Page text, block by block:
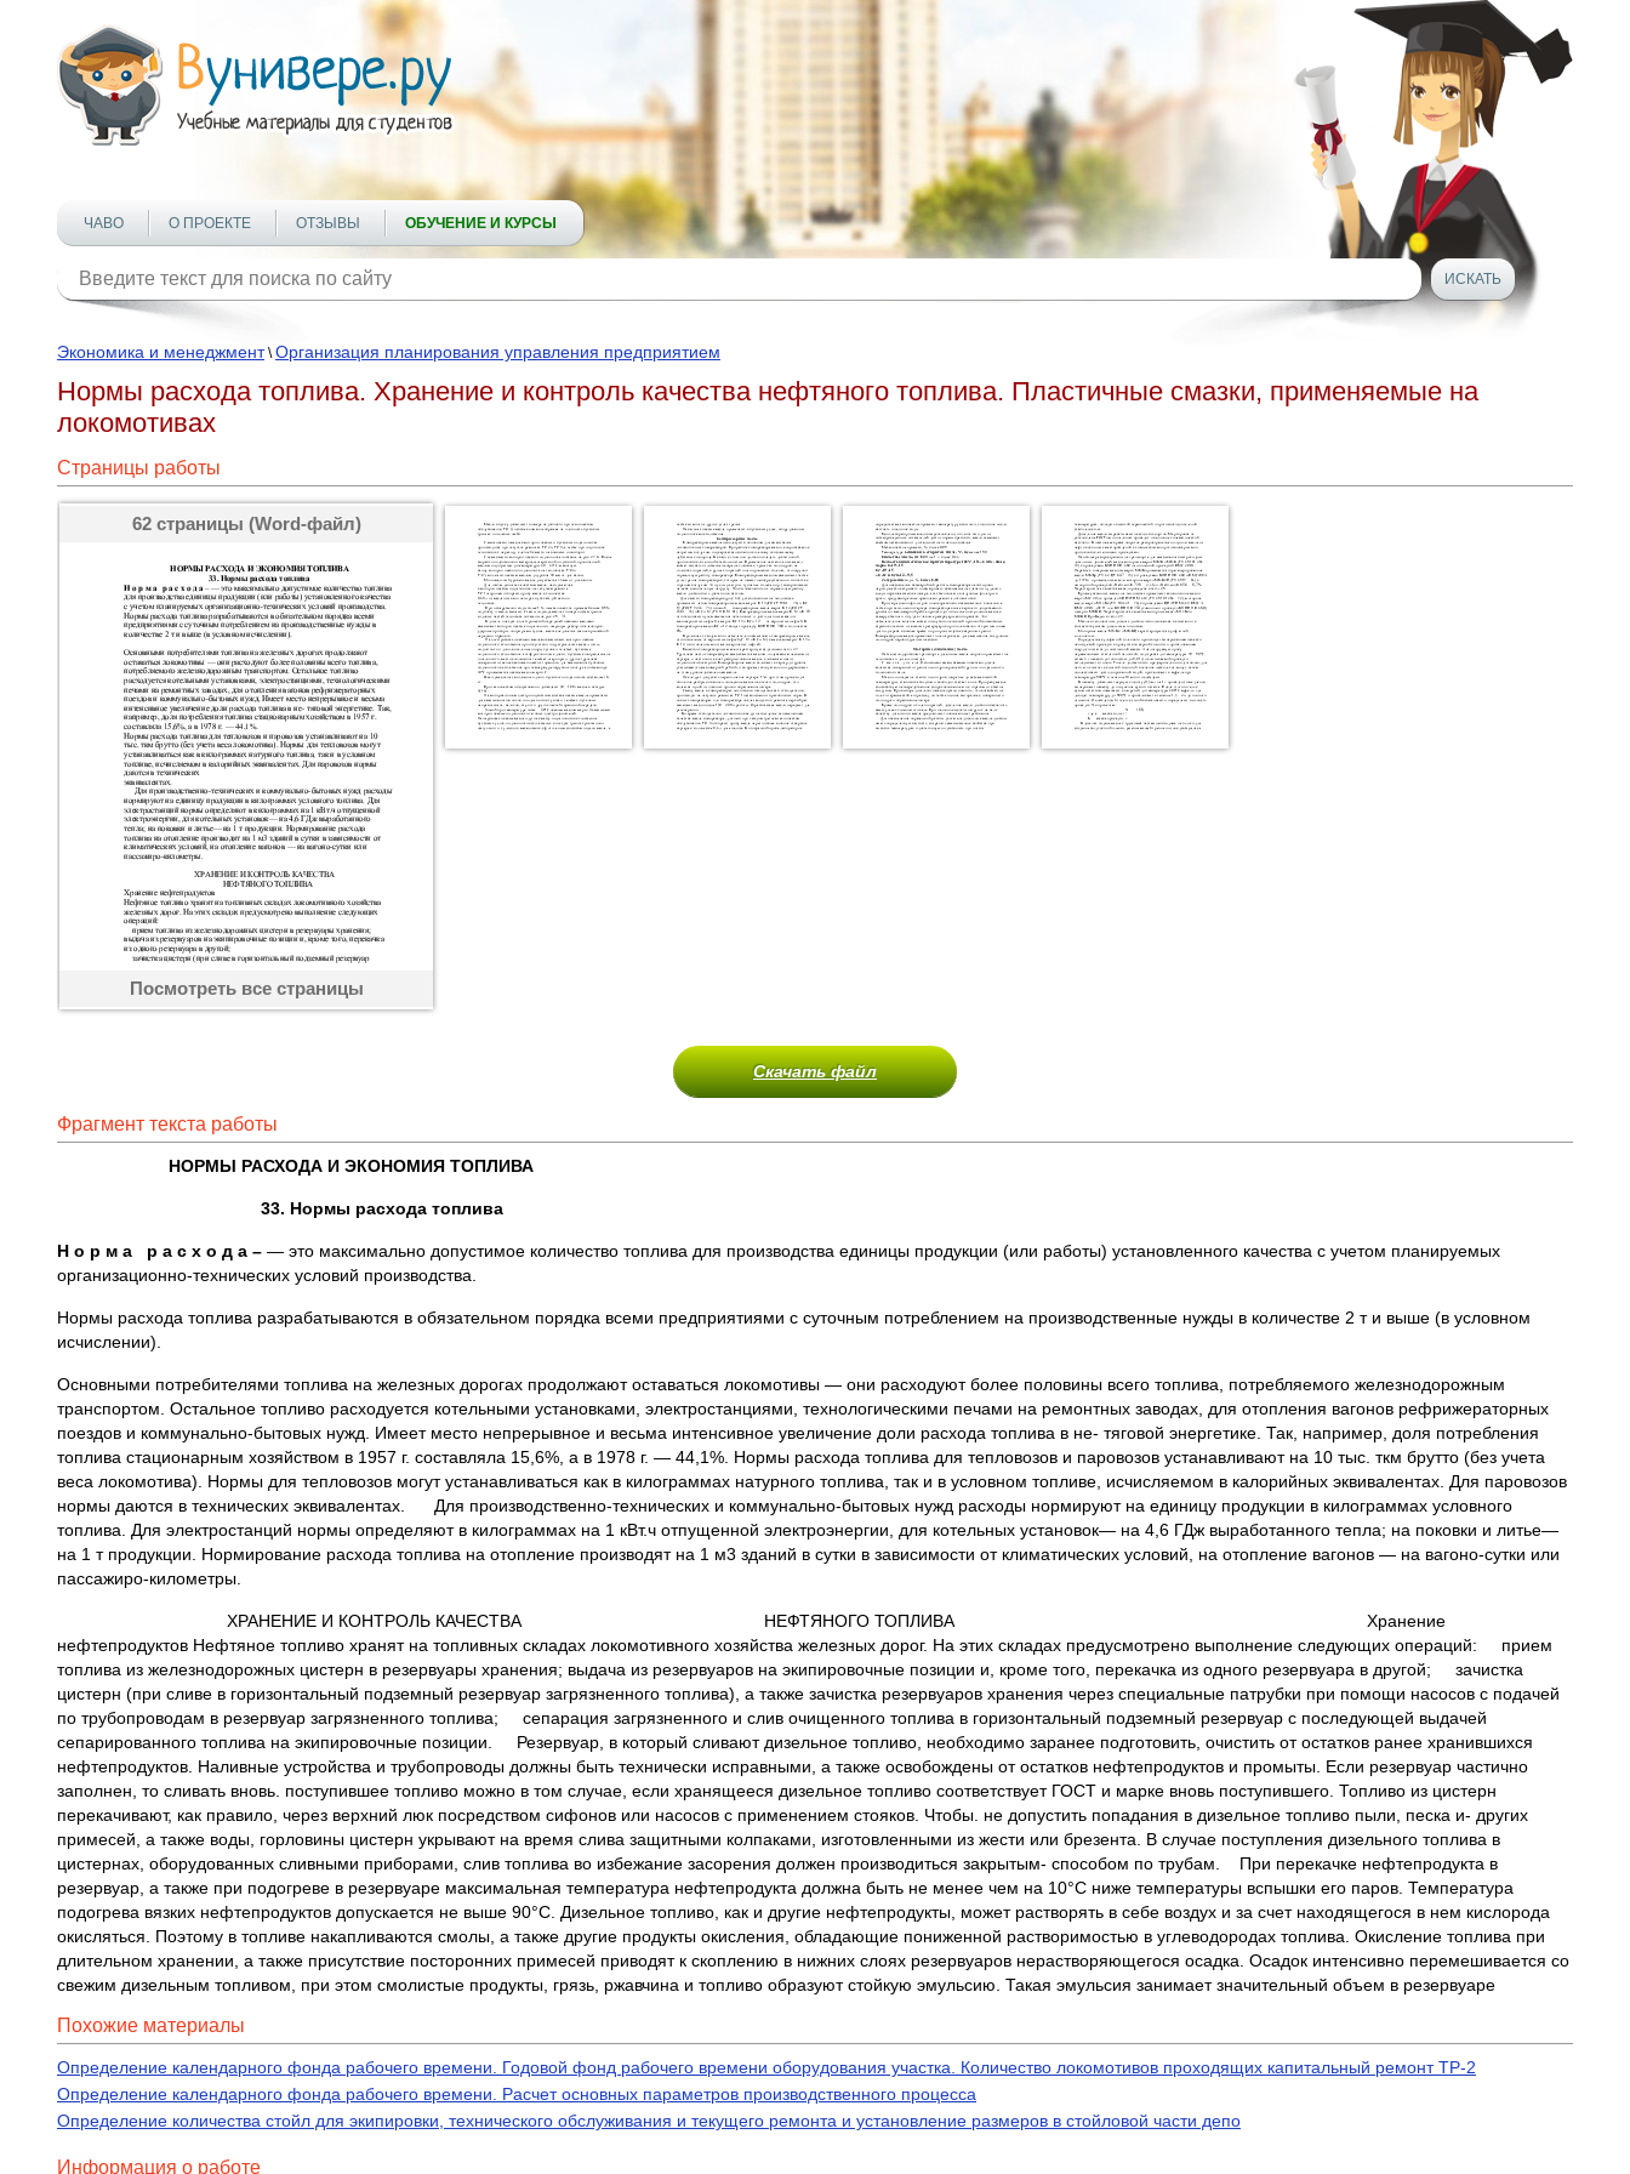
ЧАВО О ПРОЕКТЕ ОТЗЫВЫ ОБУЧЕНИЕ И КУРСЫ
Экономика и менеджмент\Организация планирования управления предприятием
Нормы расхода топлива. Хранение и контроль качества нефтяного топлива. Пластичные смазки, применяемые на
локомотивах
Страницы работы
62 страницы (Word-файл)
Посмотреть все страницы
Скачать файл
Фрагмент текста работы
НОРМЫ РАСХОДА И ЭКОНОМИЯ ТОПЛИВА
33. Нормы расхода топлива
Н о р м а р а с х о д а – — это максимально допустимое количество топлива для производства единицы продукции (или работы) установленного качества с учетом планируемых
организационно-технических условий производства.
Нормы расхода топлива разрабатываются в обязательном порядка всеми предприятиями с суточным потреблением на производственные нужды в количестве 2 т и выше (в условном
исчислении).
Основными потребителями топлива на железных дорогах продолжают оставаться локомотивы — они расходуют более половины всего топлива, потребляемого железнодорожным
транспортом. Остальное топливо расходуется котельными установками, электростанциями, технологическими печами на ремонтных заводах, для отопления вагонов рефрижераторных
поездов и коммунально-бытовых нужд. Имеет место непрерывное и весьма интенсивное увеличение доли расхода топлива в не- тяговой энергетике. Так, например, доля потребления
топлива стационарным хозяйством в 1957 г. составляла 15,6%, а в 1978 г. — 44,1%. Нормы расхода топлива для тепловозов и паровозов устанавливают на 10 тыс. ткм брутто (без учета
веса локомотива). Нормы для тепловозов могут устанавливаться как в килограммах натурного топлива, так и в условном топливе, исчисляемом в калорийных эквивалентах. Для паровозов
нормы даются в технических эквивалентах. Для производственно-технических и коммунально-бытовых нужд расходы нормируют на единицу продукции в килограммах условного
топлива. Для электростанций нормы определяют в килограммах на 1 кВт.ч отпущенной электроэнергии, для котельных установок— на 4,6 ГДж выработанного тепла; на поковки и литье—
на 1 т продукции. Нормирование расхода топлива на отопление производят на 1 м3 зданий в сутки в зависимости от климатических условий, на отопление вагонов — на вагоно-сутки или
пассажиро-километры.
ХРАНЕНИЕ И КОНТРОЛЬ КАЧЕСТВА НЕФТЯНОГО ТОПЛИВА Хранение
нефтепродуктов Нефтяное топливо хранят на топливных складах локомотивного хозяйства железных дорог. На этих складах предусмотрено выполнение следующих операций: прием
топлива из железнодорожных цистерн в резервуары хранения; выдача из резервуаров на экипировочные позиции и, кроме того, перекачка из одного резервуара в другой; зачистка
цистерн (при сливе в горизонтальный подземный резервуар загрязненного топлива), а также зачистка резервуаров хранения через специальные патрубки при помощи насосов с подачей
по трубопроводам в резервуар загрязненного топлива; сепарация загрязненного и слив очищенного топлива в горизонтальный подземный резервуар с последующей выдачей
сепарированного топлива на экипировочные позиции. Резервуар, в который сливают дизельное топливо, необходимо заранее подготовить, очистить от остатков ранее хранившихся
нефтепродуктов. Наливные устройства и трубопроводы должны быть технически исправными, а также освобождены от остатков нефтепродуктов и промыты. Если резервуар частично
заполнен, то сливать вновь. поступившее топливо можно в том случае, если хранящееся дизельное топливо соответствует ГОСТ и марке вновь поступившего. Топливо из цистерн
перекачивают, как правило, через верхний люк посредством сифонов или насосов с применением стояков. Чтобы. не допустить попадания в дизельное топливо пыли, песка и- других
примесей, а также воды, горловины цистерн укрывают на время слива защитными колпаками, изготовленными из жести или брезента. В случае поступления дизельного топлива в
цистернах, оборудованных сливными приборами, слив топлива во избежание засорения должен производиться закрытым- способом по трубам. При перекачке нефтепродукта в
резервуар, а также при подогреве в резервуаре максимальная температура нефтепродукта должна быть не менее чем на 10°С ниже температуры вспышки его паров. Температура
подогрева вязких нефтепродуктов допускается не выше 90°С. Дизельное топливо, как и другие нефтепродукты, может растворять в себе воздух и за счет находящегося в нем кислорода
окисляться. Поэтому в топливе накапливаются смолы, а также другие продукты окисления, обладающие пониженной растворимостью в углеводородах топлива. Окисление топлива при
длительном хранении, а также присутствие посторонних примесей приводят к скоплению в нижних слоях резервуаров нерастворяющегося осадка. Осадок интенсивно перемешивается со
свежим дизельным топливом, при этом смолистые продукты, грязь, ржавчина и топливо образуют стойкую эмульсию. Такая эмульсия занимает значительный объем в резервуаре
Похожие материалы
Определение календарного фонда рабочего времени. Годовой фонд рабочего времени оборудования участка. Количество локомотивов проходящих капитальный ремонт ТР-2
Определение календарного фонда рабочего времени. Расчет основных параметров производственного процесса
Определение количества стойл для экипировки, технического обслуживания и текущего ремонта и установление размеров в стойловой части депо
Информация о работе